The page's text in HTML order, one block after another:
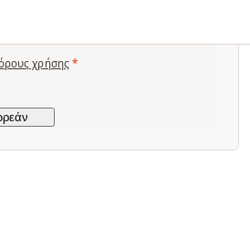
χρήσης *